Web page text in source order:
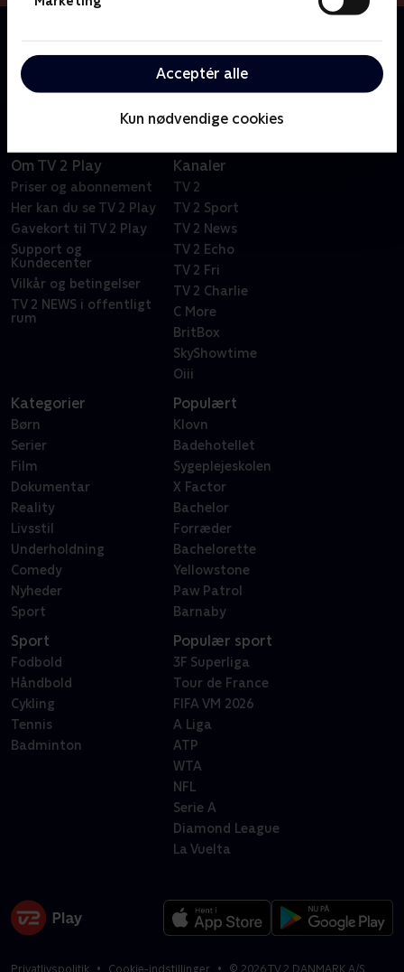
Acceptér alle
Kun nødvendige cookies
Kan du hjælpe Blå og Josh med at løse alverdens
gåder, når I sammen tager på et eventyr?
Om TV 2 Play
Priser og abonnement
Her kan du se TV 2 Play
Gavekort til TV 2 Play
Support og
Kundecenter
Vilkår og betingelser
TV 2 NEWS i offentligt
rum
Kanaler
TV 2
TV 2 Sport
TV 2 News
TV 2 Echo
TV 2 Fri
TV 2 Charlie
C More
BritBox
SkyShowtime
Oiii
Kategorier
Børn
Serier
Film
Dokumentar
Reality
Livsstil
Underholdning
Comedy
Nyheder
Sport
Populært
Klovn
Badehotellet
Sygeplejeskolen
X Factor
Bachelor
Forræder
Bachelorette
Yellowstone
Paw Patrol
Barnaby
Sport
Fodbold
Håndbold
Cykling
Tennis
Badminton
Populær sport
3F Superliga
Tour de France
FIFA VM 2026
A Liga
ATP
WTA
NFL
Serie A
Diamond League
La Vuelta